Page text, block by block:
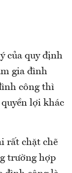
của quy định
gia đình
công thì
lợi khác
rất chặt chẽ
trường hợp